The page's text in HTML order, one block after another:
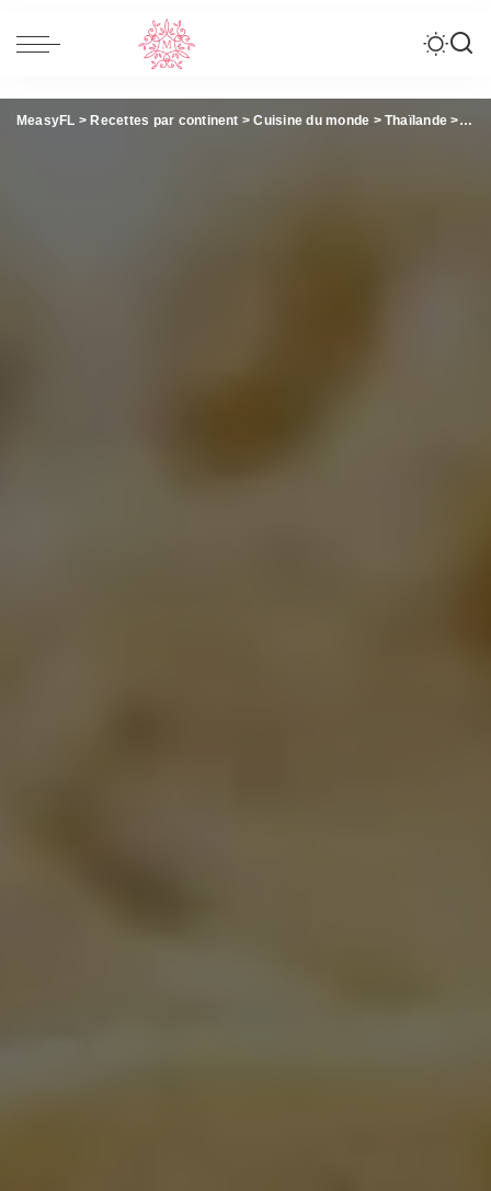
MeasyFL > Recettes par continent >Cuisine du monde >Thaïlande >